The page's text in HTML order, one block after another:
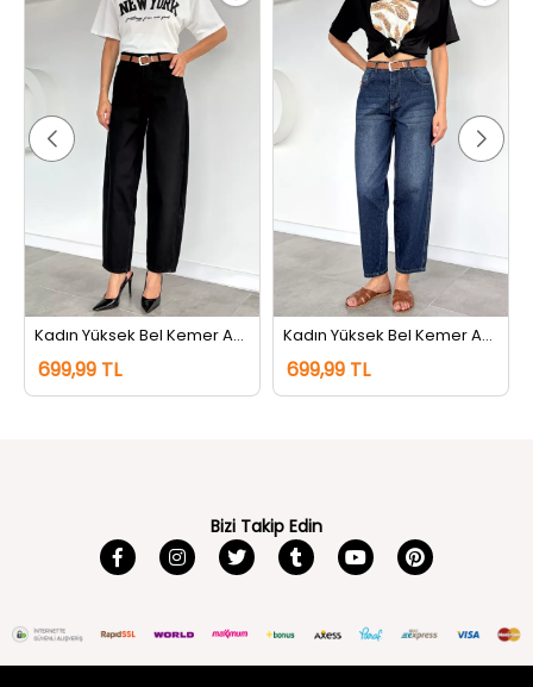
Kadın Yüksek Bel Kemer Aksesuarlı Jean Kot Pantolon Siyah
699,99 TL
Kadın Yüksek Bel Kemer Aksesuarlı Jean Kot Pantolon Lacivert Tint
699,99 TL
Bizi Takip Edin